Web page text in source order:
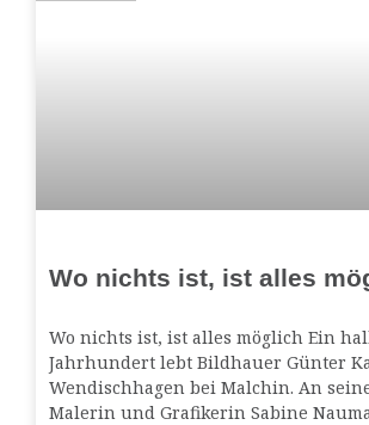
Wo nichts ist, ist alles
Wo nichts ist, ist alles möglich Ein
Jahrhundert lebt Bildhauer Günter
Wendischhagen bei Malchin. An
Malerin und Grafikerin Sabine